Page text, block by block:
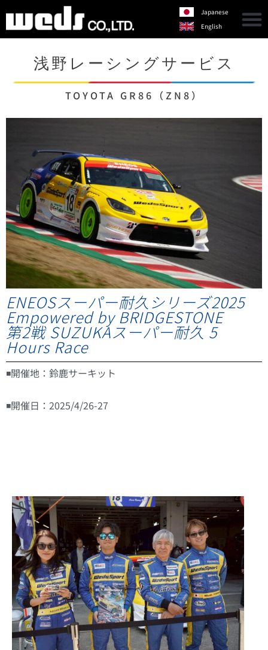
Japanese
English
浅野レーシングサービス
TOYOTA GR86（ZN8）
ENEOSスーパー耐久シリーズ2025
Empowered by BRIDGESTONE
第2戦 SUZUKAスーパー耐久 5
Hours Race
◾️開催地： 鈴鹿サーキット
◾️開催日：2025/4/26-27